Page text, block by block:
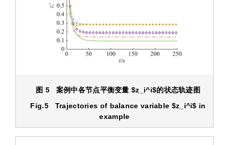
图 5 案例中各节点平衡变量$z_i^i$的状态轨迹图
Fig.5 Trajectories of balance variable $z_i^i$ in
example